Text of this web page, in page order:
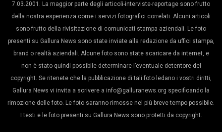
7.03.2001. La maggior parte degli articoli-interviste-reportage sono frutto
della nostra esperienza come i servizi fotografici correlati. Alcuni articoli
sono frutto della rivisitazione di comunicati stampa aziendali. Le foto
presenti su Gallura News sono state inviate alla redazione da uffici stampa,
brand o realtà aziendali. Alcune foto sono state scaricare da internet, e
non è stato quindi possibile determinare l’eventuale detentore del
copyright. Se ritenete che la pubblicazione di tali foto ledano i vostri diritti,
Gallura News vi invita a scrivere a info@galluranews.org specificando la
rimozione delle foto. Le foto saranno rimosse nel più breve tempo possibile.
I testi e le foto presenti su Gallura News sono protetti da copyright.